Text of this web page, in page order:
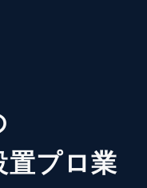
置プロ業